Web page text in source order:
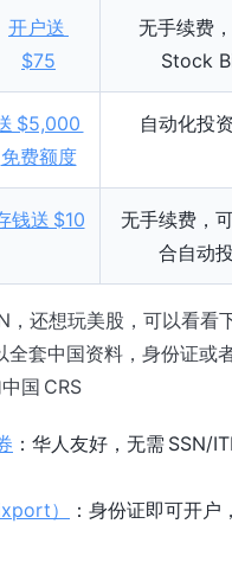
开户送
$75
无手续费
Stock
$5,000
免费额度
自动化投
钱送 $10
无手续费，
合自动
，还想玩美股，可以看看
全套中国资料，身份证或
国 CRS
：华人友好，无需 SSN/
）
：身份证即可开户